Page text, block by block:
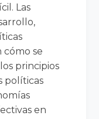
Las
se
principios
políticas
en